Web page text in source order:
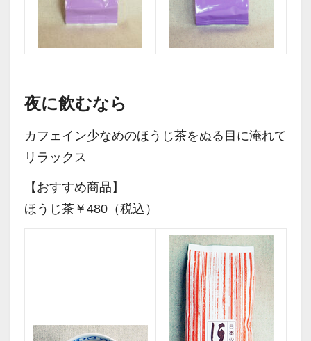
夜に飲むなら
カフェイン少なめのほうじ茶をぬる目に淹れて
リラックス
【おすすめ商品】
ほうじ茶￥480（税込）